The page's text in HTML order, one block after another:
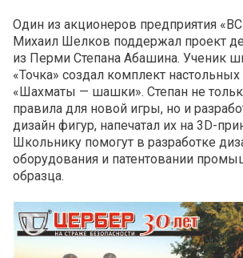
Один из акционеров предприятия
Михаил Шелков поддержал проект
из Перми Степана Абашина. Ученик
«Точка» создал комплект
«Шахматы — шашки». Степан не
правила для новой игры, но и
дизайн фигур, напечатал их на 3D-
Школьнику помогут в разработке
оборудования и патентовании
образца.